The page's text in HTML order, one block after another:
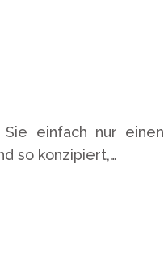
einfach nur einen
so konzipiert,…